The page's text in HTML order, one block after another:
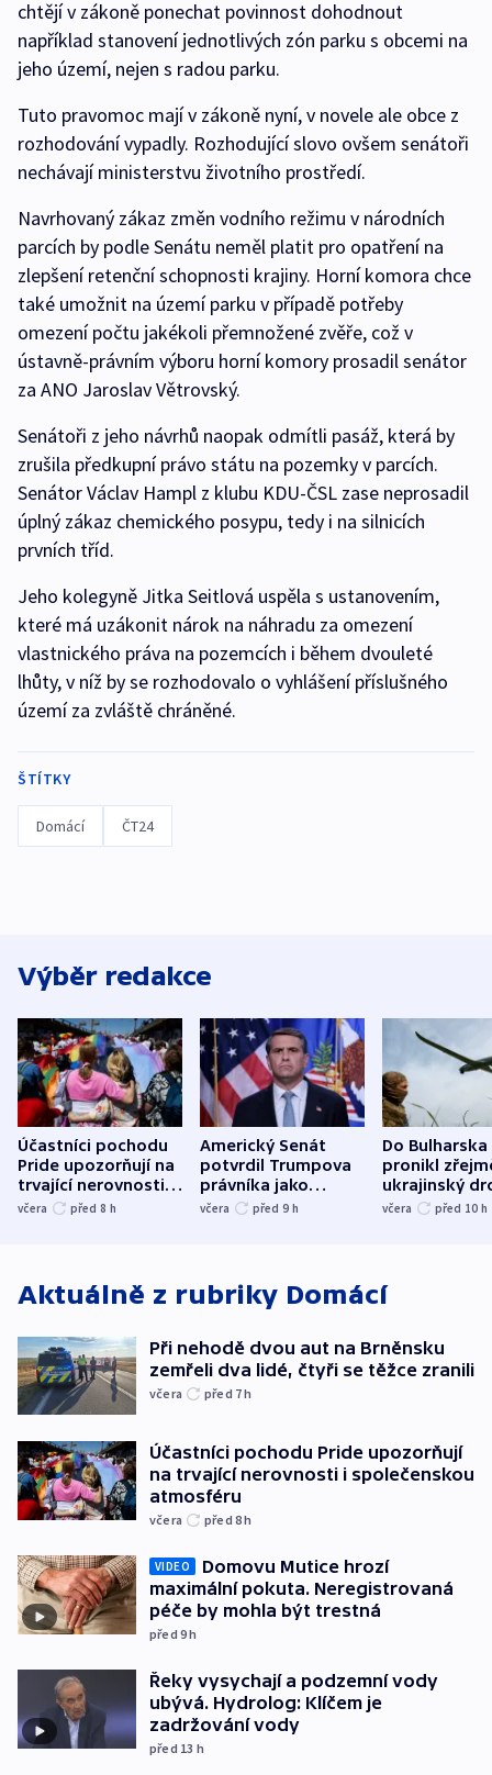
chtějí v zákoně ponechat povinnost dohodnout
například stanovení jednotlivých zón parku s obcemi na
jeho území, nejen s radou parku.
Tuto pravomoc mají v zákoně nyní, v novele ale obce z
rozhodování vypadly. Rozhodující slovo ovšem senátoři
nechávají ministerstvu životního prostředí.
Navrhovaný zákaz změn vodního režimu v národních
parcích by podle Senátu neměl platit pro opatření na
zlepšení retenční schopnosti krajiny. Horní komora chce
také umožnit na území parku v případě potřeby
omezení počtu jakékoli přemnožené zvěře, což v
ústavně-právním výboru horní komory prosadil senátor
za ANO Jaroslav Větrovský.
Senátoři z jeho návrhů naopak odmítli pasáž, která by
zrušila předkupní právo státu na pozemky v parcích.
Senátor Václav Hampl z klubu KDU-ČSL zase neprosadil
úplný zákaz chemického posypu, tedy i na silnicích
prvních tříd.
Jeho kolegyně Jitka Seitlová uspěla s ustanovením,
které má uzákonit nárok na náhradu za omezení
vlastnického práva na pozemcích i během dvouleté
lhůty, v níž by se rozhodovalo o vyhlášení příslušného
území za zvláště chráněné.
ŠTÍTKY
Domácí ČT24
Výběr redakce
Účastníci pochodu
Pride upozorňují na
trvající nerovnosti i
společenskou
včera před 8 h
Americký Senát
potvrdil Trumpova
právníka jako
ministra
včera před 9 h
Do Bulharska
pronikl
ukrajinský
explodoval
včera před 10 h
Aktuálně z rubriky Domácí
Při nehodě dvou aut na Brněnsku
zemřeli dva lidé, čtyři se těžce zranili
včera před 7h
Účastníci pochodu Pride upozorňují
na trvající nerovnosti i společenskou
atmosféru
včera před 8h
VIDEO
Domovu Mutice hrozí
maximální pokuta. Neregistrovaná
péče by mohla být trestná
před 9h
Řeky vysychají a podzemní vody
ubývá. Hydrolog: Klíčem je
zadržování vody
před 13 h